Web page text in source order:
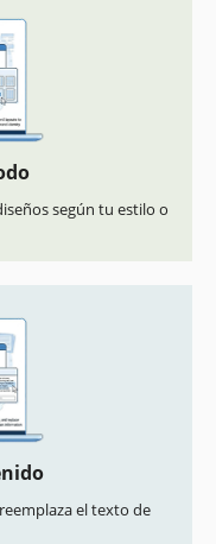
según tu estilo o
el texto de